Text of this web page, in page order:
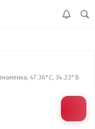
47.36°С, 34.23°В